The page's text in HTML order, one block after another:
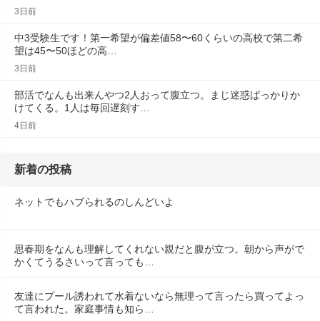
3日前
中3受験生です！第一希望が偏差値58〜60くらいの高校で第二希
望は45〜50ほどの高…
3日前
部活でなんも出来んやつ2人おって腹立つ。まじ迷惑ばっかりか
けてくる。1人は毎回遅刻す…
4日前
新着の投稿
ネットでもハブられるのしんどいよ
思春期をなんも理解してくれない親だと腹が立つ。朝から声がで
かくてうるさいって言っても…
友達にプール誘われて水着ないなら無理って言ったら買ってよっ
て言われた。家庭事情も知ら…